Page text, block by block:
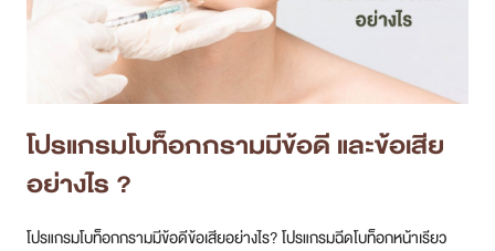
โปรแกรมโบท็อกกรามมีข้อดี และข้อเสีย
อย่างไร ?
โปรแกรมโบท็อกกรามมีข้อดีข้อเสียอย่างไร? โปรแกรมฉีดโบท็อกหน้าเรียว